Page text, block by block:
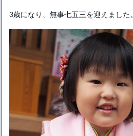
3歳になり、無事七五三を迎えました。